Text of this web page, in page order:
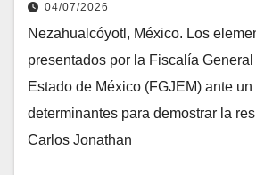
04/07/2026
Nezahualcóyotl, México. Los
presentados por la Fiscalía General
Estado de México (FGJEM) ante
determinantes para demostrar la
Carlos Jonathan